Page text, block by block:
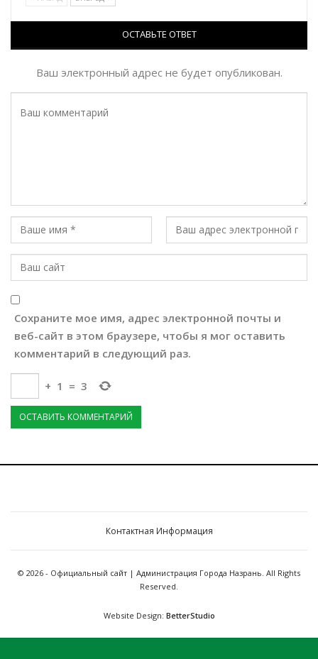
ОСТАВЬТЕ ОТВЕТ
Ваш электронный адрес не будет опубликован.
Сохраните мое имя, адрес электронной почты и
веб-сайт в этом браузере, чтобы я мог оставить
комментарий в следующий раз.
+ 1 = 3
Контактная Информация
© 2026 - Официальный сайт | Администрация Города Назрань. All Rights
Reserved.
Website Design: BetterStudio